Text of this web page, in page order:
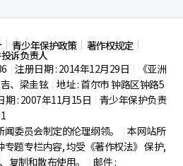
青少年保护政策 著作权规定
诉负责人
注册日期 : 2014年12月29日
《亚洲
、梁圭铉 地址 : 首尔市钟路区钟路5
期 : 2007年11月15日
青少年保护负责
委员会制定的伦理纲领。
本网站所
题专栏内容, 均受《著作权法》 保护,
复制和散布使用。
邮件 :